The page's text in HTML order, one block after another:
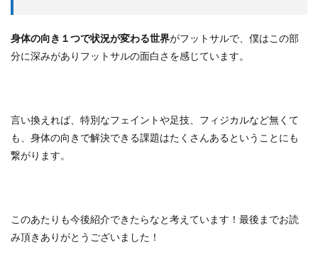
身体の向き１つで状況が変わる世界がフットサルで、僕はこの部
分に深みがありフットサルの面白さを感じています。
言い換えれば、特別なフェイントや足技、フィジカルなど無くて
も、身体の向きで解決できる課題はたくさんあるということにも
繋がります。
このあたりも今後紹介できたらなと考えています！最後までお読
み頂きありがとうございました！